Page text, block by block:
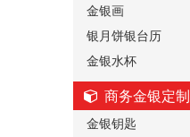
金银画
银月饼银台历
金银水杯
商务金银定制
金银钥匙